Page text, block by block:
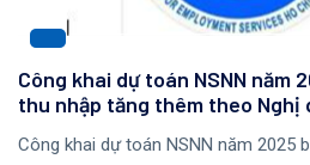
Công khai dự toán NSNN năm
thu nhập tăng thêm theo Nghị
Công khai dự toán NSNN năm 2025